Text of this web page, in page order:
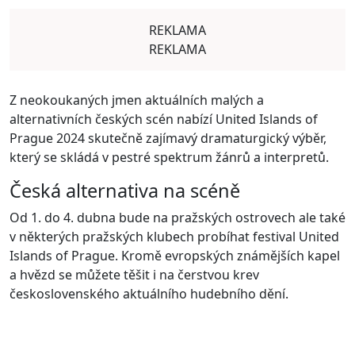
REKLAMA
REKLAMA
Z neokoukaných jmen aktuálních malých a
alternativních českých scén nabízí United Islands of
Prague 2024 skutečně zajímavý dramaturgický výběr,
který se skládá v pestré spektrum žánrů a interpretů.
Česká alternativa na scéně
Od 1. do 4. dubna bude na pražských ostrovech ale také
v některých pražských klubech probíhat festival United
Islands of Prague. Kromě evropských známějších kapel
a hvězd se můžete těšit i na čerstvou krev
československého aktuálního hudebního dění.